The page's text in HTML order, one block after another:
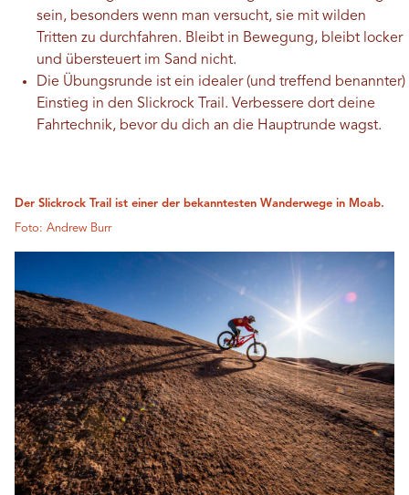
sein, besonders wenn man versucht, sie mit wilden
Tritten zu durchfahren. Bleibt in Bewegung, bleibt locker
und übersteuert im Sand nicht.
Die Übungsrunde ist ein idealer (und treffend benannter)
Einstieg in den Slickrock Trail. Verbessere dort deine
Fahrtechnik, bevor du dich an die Hauptrunde wagst.
Der Slickrock Trail ist einer der bekanntesten Wanderwege in Moab.
Foto: Andrew Burr